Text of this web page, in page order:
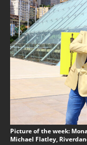
Picture of the week:
Michael Flatley,